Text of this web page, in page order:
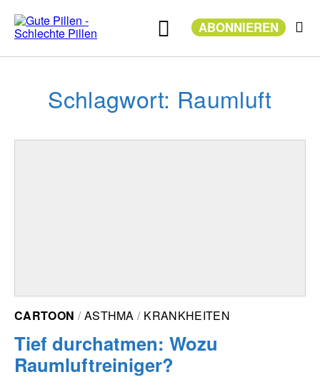
Inhalt
springen ABONNIEREN
Schlagwort: Raumluft
CARTOON ASTHMA KRANKHEITEN
Tief durchatmen: Wozu
Raumluftreiniger?